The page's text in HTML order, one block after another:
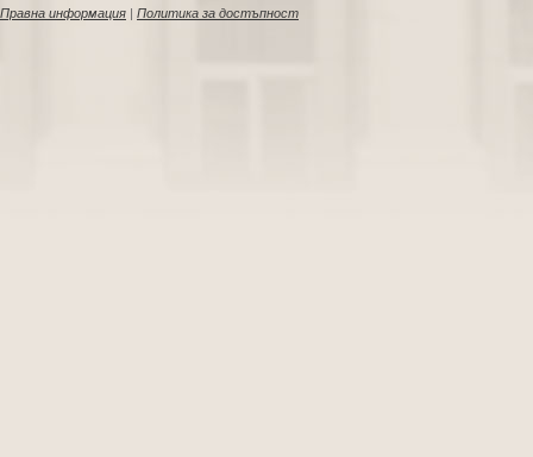
Правна информация | Политика за достъпност